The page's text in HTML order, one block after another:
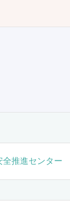
全推進センター